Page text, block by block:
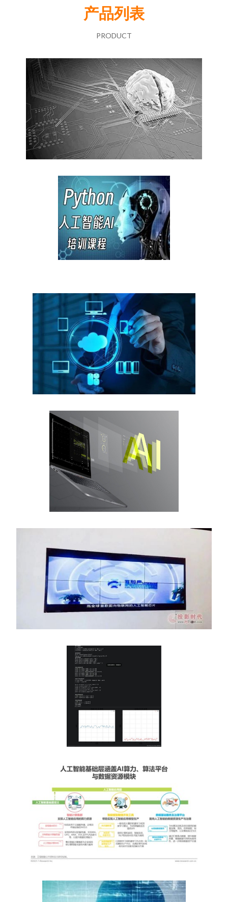
产品列表
PRODUCT